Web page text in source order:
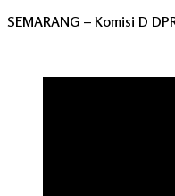
SEMARANG – Komisi D